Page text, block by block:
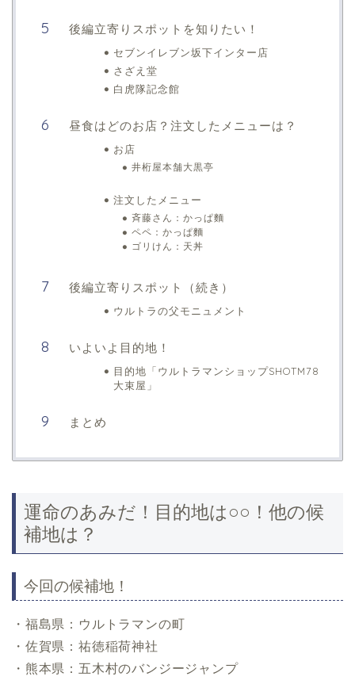
後編立寄りスポットを知りたい！
セブンイレブン坂下インター店
さざえ堂
白虎隊記念館
昼食はどのお店？注文したメニューは？
お店
井桁屋本舗大黒亭
注文したメニュー
斉藤さん：かっぱ麵
ペペ：かっぱ麵
ゴリけん：天丼
後編立寄りスポット（続き）
ウルトラの父モニュメント
いよいよ目的地！
目的地「ウルトラマンショップSHOTM78
大束屋」
まとめ
運命のあみだ！目的地は○○！他の候
補地は？
今回の候補地！
・福島県：ウルトラマンの町
・佐賀県：祐徳稲荷神社
・熊本県：五木村のバンジージャンプ